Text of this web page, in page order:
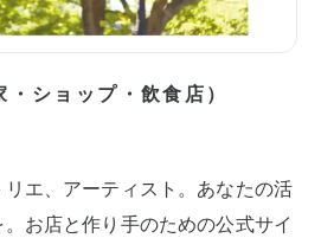
ショップ・飲食店）
エ、アーティスト。あなたの活
お店と作り手のための公式サイ